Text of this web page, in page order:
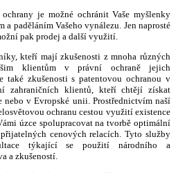
je možné ochránit Vaše myšlenky
paděláním Vašeho vynálezu. Jen naprosté
pak prodej a další využití.
kteří mají zkušenosti z mnoha různých
klientům v právní ochraně jejich
také zkušenosti s patentovou ochranou v
zahraničních klientů, kteří chtějí získat
v Evropské unii. Prostřednictvím naší
ochranu cestou využití existence
úzce spolupracovat na tvorbě optimální
cenových relacích. Tyto služby
týkající se použití národního a
a zkušeností.